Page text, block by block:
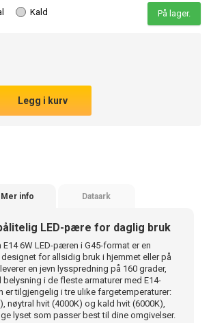
Kald På lager.
Legg i kurv
Mer info Dataark
LED-pære for daglig bruk
6W LED-pæren i G45-format er en
for allsidig bruk i hjemmet eller på
en jevn lysspredning på 160 grader,
i de fleste armaturer med E14-
er tilgjengelig i tre ulike fargetemperaturer:
nøytral hvit (4000K) og kald hvit (6000K),
lyset som passer best til dine omgivelser.